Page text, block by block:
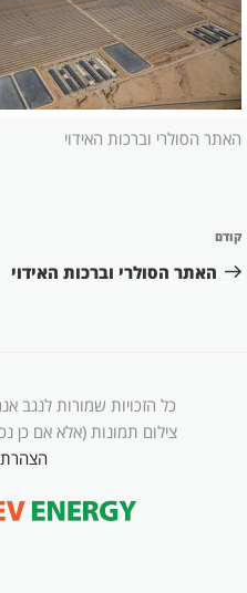
האתר הסולרי וברכות האידוי
הפוסט
הקודם
קודם
האתר הסולרי וברכות האידוי
כל הזכויות שמורות לנגב
צילום תמונות (אלא אם כן
הצהרת